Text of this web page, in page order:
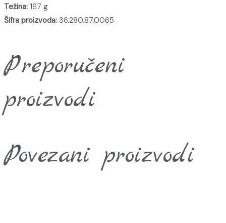
Težina: 197 g
Šifra proizvoda: 36.280.87.0065
Preporučeni
proizvodi
Povezani proizvodi